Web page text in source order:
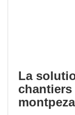
La